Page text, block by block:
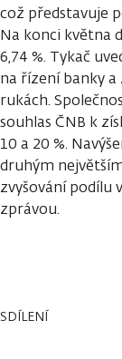
což představuje
Na konci května
6,74 %. Tykač
na řízení banky a
rukách.
souhlas ČNB k
10 a 20 %.
druhým
zvyšování podílu
zprávou.
SDÍLENÍ